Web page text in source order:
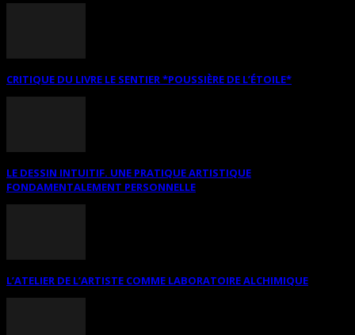
CRITIQUE DU LIVRE LE SENTIER *POUSSIÈRE DE L’ÉTOILE*
LE DESSIN INTUITIF. UNE PRATIQUE ARTISTIQUE
FONDAMENTALEMENT PERSONNELLE
L’ATELIER DE L’ARTISTE COMME LABORATOIRE ALCHIMIQUE